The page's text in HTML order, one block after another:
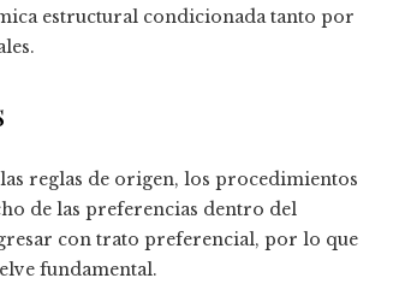
estructural condicionada tanto por
reglas de origen, los procedimientos
de las preferencias dentro del
con trato preferencial, por lo que
fundamental.